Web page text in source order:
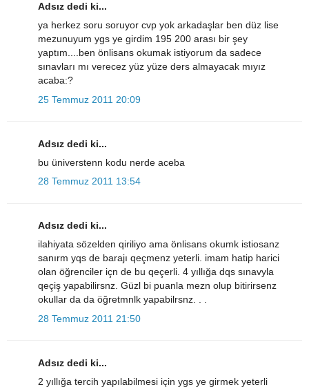
Adsız dedi ki...
ya herkez soru soruyor cvp yok arkadaşlar ben düz lise
mezunuyum ygs ye girdim 195 200 arası bir şey
yaptım....ben önlisans okumak istiyorum da sadece
sınavları mı verecez yüz yüze ders almayacak mıyız
acaba:?
25 Temmuz 2011 20:09
Adsız dedi ki...
bu üniverstenn kodu nerde aceba
28 Temmuz 2011 13:54
Adsız dedi ki...
ilahiyata sözelden qiriliyo ama önlisans okumk istiosanz
sanırm yqs de barajı qeçmenz yeterli. imam hatip harici
olan öğrenciler içn de bu qeçerli. 4 yıllığa dqs sınavyla
qeçiş yapabilirsnz. Güzl bi puanla mezn olup bitirirsenz
okullar da da öğretmnlk yapabilrsnz. . .
28 Temmuz 2011 21:50
Adsız dedi ki...
2 yıllığa tercih yapılabilmesi için ygs ye girmek yeterli